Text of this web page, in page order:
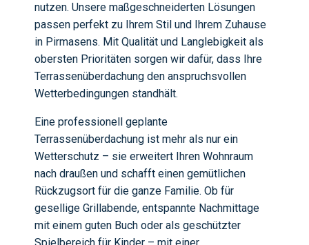
nutzen. Unsere maßgeschneiderten Lösungen
passen perfekt zu Ihrem Stil und Ihrem Zuhause
in Pirmasens. Mit Qualität und Langlebigkeit als
obersten Prioritäten sorgen wir dafür, dass Ihre
Terrassenüberdachung den anspruchsvollen
Wetterbedingungen standhält.
Eine professionell geplante
Terrassenüberdachung ist mehr als nur ein
Wetterschutz – sie erweitert Ihren Wohnraum
nach draußen und schafft einen gemütlichen
Rückzugsort für die ganze Familie. Ob für
gesellige Grillabende, entspannte Nachmittage
mit einem guten Buch oder als geschützter